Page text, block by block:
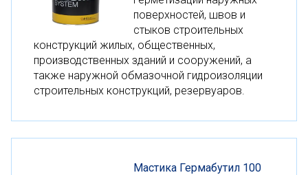
поверхностей, швов и
стыков строительных
конструкций жилых, общественных,
производственных зданий и сооружений, а
также наружной обмазочной гидроизоляции
строительных конструкций, резервуаров.
Мастика Гермабутил 100